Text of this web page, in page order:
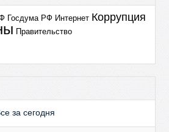
Госдума РФ Интернет Коррупция
Правительство
за сегодня